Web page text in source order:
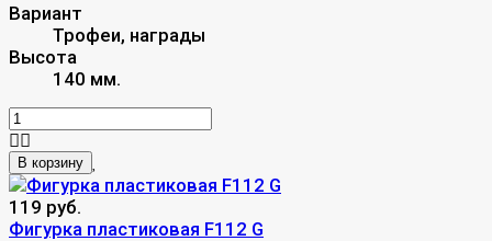
Вариант
Трофеи, награды
Высота
140 мм.
В корзину
119 руб.
Фигурка пластиковая F112 G